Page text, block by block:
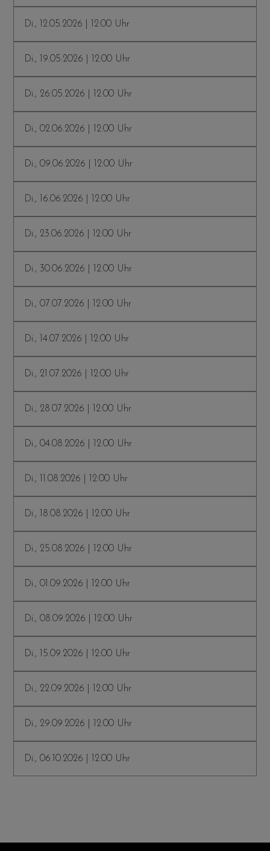
Di., 12.05.2026 | 12:00 Uhr
Di., 19.05.2026 | 12:00 Uhr
Di., 26.05.2026 | 12:00 Uhr
Di., 02.06.2026 | 12:00 Uhr
Di., 09.06.2026 | 12:00 Uhr
Di., 16.06.2026 | 12:00 Uhr
Di., 23.06.2026 | 12:00 Uhr
Di., 30.06.2026 | 12:00 Uhr
Di., 07.07.2026 | 12:00 Uhr
Di., 14.07.2026 | 12:00 Uhr
Di., 21.07.2026 | 12:00 Uhr
Di., 28.07.2026 | 12:00 Uhr
Di., 04.08.2026 | 12:00 Uhr
Di., 11.08.2026 | 12:00 Uhr
Di., 18.08.2026 | 12:00 Uhr
Di., 25.08.2026 | 12:00 Uhr
Di., 01.09.2026 | 12:00 Uhr
Di., 08.09.2026 | 12:00 Uhr
Di., 15.09.2026 | 12:00 Uhr
Di., 22.09.2026 | 12:00 Uhr
Di., 29.09.2026 | 12:00 Uhr
Di., 06.10.2026 | 12:00 Uhr